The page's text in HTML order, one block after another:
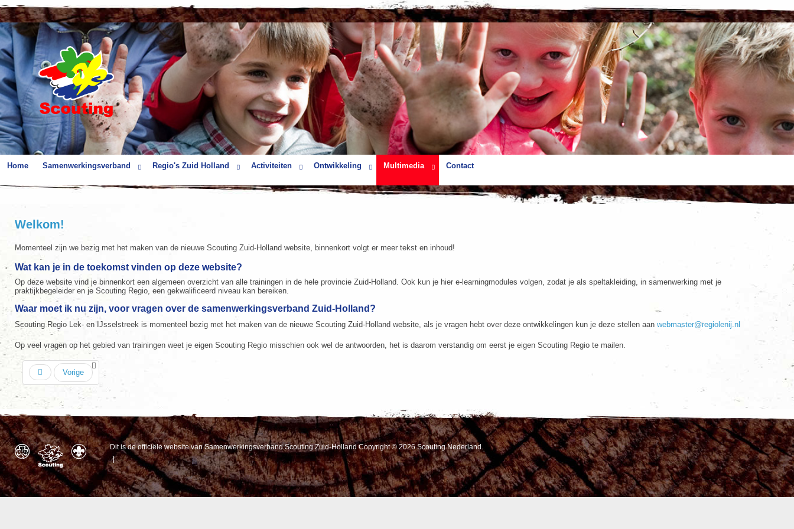
Home Samenwerkingsverband Regio's Zuid Holland Activiteiten Ontwikkeling Multimedia Contact
Welkom!
Momenteel zijn we bezig met het maken van de nieuwe Scouting Zuid-Holland website, binnenkort volgt er meer tekst en inhoud!
Wat kan je in de toekomst vinden op deze website?
Op deze website vind je binnenkort een algemeen overzicht van alle trainingen in de hele provincie Zuid-Holland. Ook kun je hier e-learningmodules volgen, zodat je als speltakleiding, in samenwerking met je
praktijkbegeleider en je Scouting Regio, een gekwalificeerd niveau kan bereiken.
Waar moet ik nu zijn, voor vragen over de samenwerkingsverband Zuid-Holland?
Scouting Regio Lek- en IJsselstreek is momenteel bezig met het maken van de nieuwe Scouting Zuid-Holland website, als je vragen hebt over deze ontwikkelingen kun je deze stellen aan webmaster@regiolenij.nl
Op veel vragen op het gebied van trainingen weet je eigen Scouting Regio misschien ook wel de antwoorden, het is daarom verstandig om eerst je eigen Scouting Regio te mailen.
Vorige
Dit is de officiële website van Samenwerkingsverband Scouting Zuid-Holland Copyright © 2026 Scouting Nederland.
|